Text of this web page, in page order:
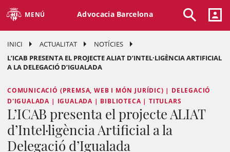
MENÚ Advocacia Barcelona
INICI ACTUALITAT
NOTÍCIES
L’ICAB PRESENTA EL PROJECTE ALIAT D’INTEL·LIGÈNCIA ARTIFICIAL
A LA DELEGACIÓ D’IGUALADA
COMUNICACIÓ (PREMSA, WEB I MÓN JURÍDIC) | DELEGACIÓ
D'IGUALADA | IGUALADA | BIBLIOTECA | TITULARS
L’ICAB presenta el projecte ALIAT
d’Intel·ligència Artificial a la
Delegació d’Igualada